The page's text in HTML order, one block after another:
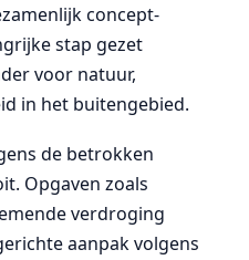
concept-
stap gezet
voor natuur,
in het buitengebied.
de betrokken
Opgaven zoals
verdroging
aanpak volgens